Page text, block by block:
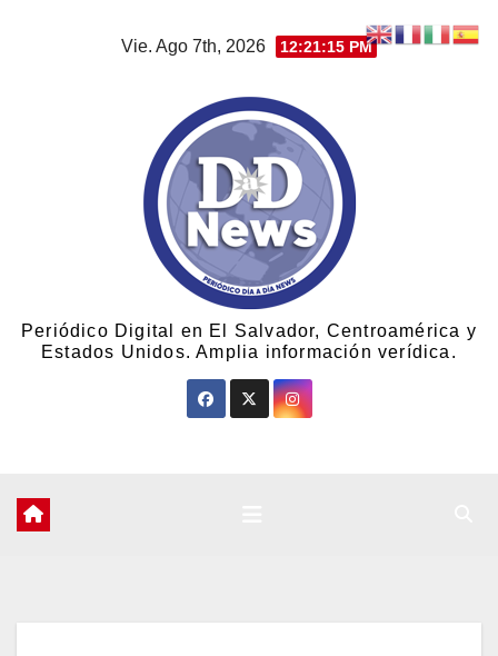
Vie. Ago 7th, 2026 12:21:15 PM
Periódico Digital en El Salvador, Centroamérica y
Estados Unidos. Amplia información verídica.